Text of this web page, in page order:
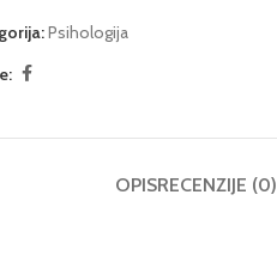
Psihologija
OPISRECENZIJE (0)